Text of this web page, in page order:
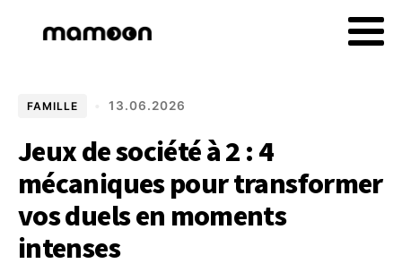
FAMILLE 13.06.2026
Jeux de société à 2 : 4
mécaniques pour transformer
vos duels en moments
intenses